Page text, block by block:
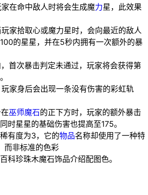
在命中敌人时将会生成魔力星，此效果
家拾取心或魔力星时，会向最近的敌人
的星星，并在5秒内拥有一次额外的暴
首次暴击判定未通过，玩家将会获得第
家身后会出现一条没有伤害的彩虹轨
巫师魔石的正下方时，玩家的额外暴击
时星星的基础伤害也提高至175。
有度为3，它的物品名称却使用了一种特
而非标准的色彩
色。